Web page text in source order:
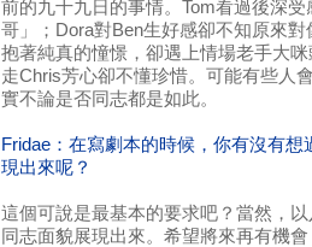
前的九十九日的事情。Tom看過後深
哥」；Dora對Ben生好感卻不知原來
抱著純真的憧憬，卻遇上情場老手大
走Chris芳心卻不懂珍惜。可能有些人
實不論是否同志都是如此。
Fridae：在寫劇本的時候，你有沒有
現出來呢？
這個可說是最基本的要求吧？當然，
同志面貌展現出來。希望將來再有機